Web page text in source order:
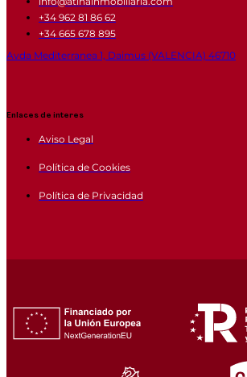
+34 962 81 86 62
+34 665 678 895
Avda Mediterranea 1, Daimus (VALENCIA) 46710
Enlaces de interes
Aviso Legal
Política de Cookies
Política de Privacidad